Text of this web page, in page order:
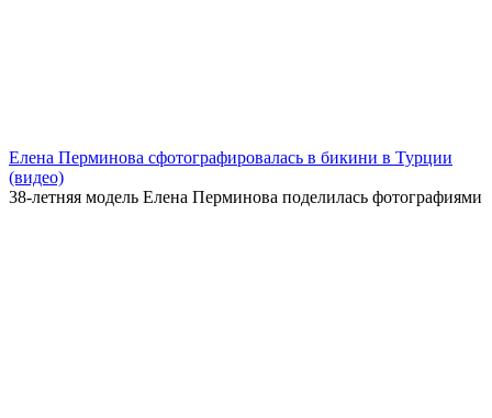
Елена Перминова сфотографировалась в бикини в Турции
(видео)
38-летняя модель Елена Перминова поделилась фотографиями